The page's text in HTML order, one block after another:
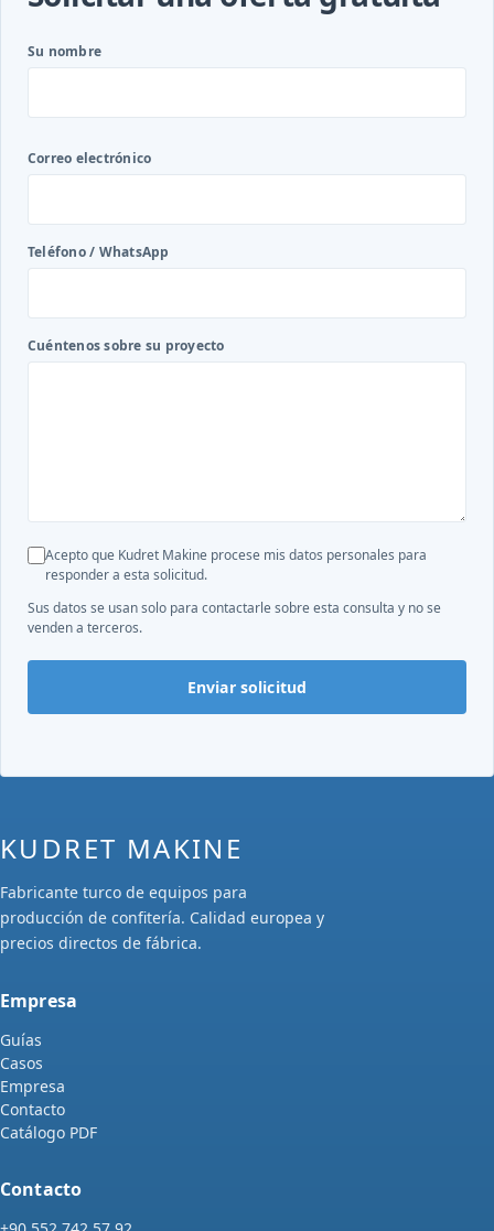
Su nombre
Correo electrónico
Teléfono / WhatsApp
Cuéntenos sobre su proyecto
Acepto que Kudret Makine procese mis datos personales para
responder a esta solicitud.
Sus datos se usan solo para contactarle sobre esta consulta y no se
venden a terceros.
Enviar solicitud
KUDRET MAKINE
Fabricante turco de equipos para
producción de confitería. Calidad europea y
precios directos de fábrica.
Empresa
Guías
Casos
Empresa
Contacto
Catálogo PDF
Contacto